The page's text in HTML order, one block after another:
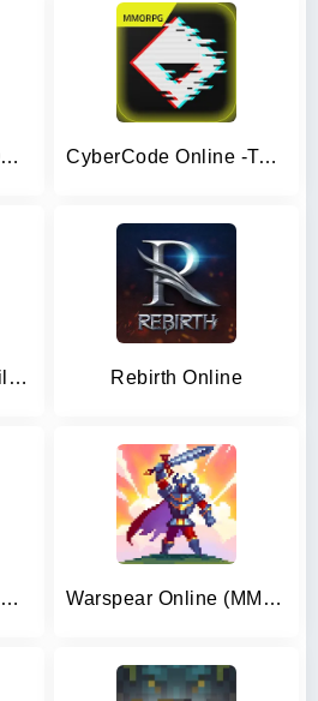
Rucoy Online - MMORPG MMO RPG CyberCode Online -Text MMORPG
Kakele Online - Mobile MMORPG Rebirth Online
RPG Toram Online - MMORPG Warspear Online (MMORPG, RPG)